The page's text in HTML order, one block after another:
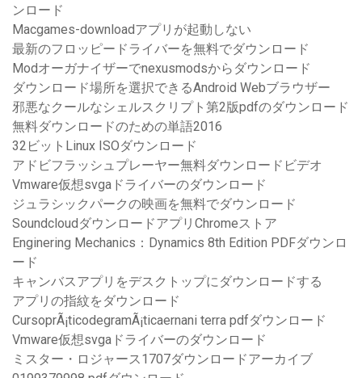
ンロード
Macgames-downloadアプリが起動しない
最新のフロッピードライバーを無料でダウンロード
Modオーガナイザーでnexusmodsからダウンロード
ダウンロード場所を選択できるAndroid Webブラウザー
邪悪なクールなシェルスクリプト第2版pdfのダウンロード
無料ダウンロードのための単語2016
32ビットLinux ISOダウンロード
アドビフラッシュプレーヤー無料ダウンロードビデオ
Vmware仮想svgaドライバーのダウンロード
ジュラシックパークの映画を無料でダウンロード
SoundcloudダウンロードアプリChromeストア
Enginering Mechanics：Dynamics 8th Edition PDFダウンロ
ード
キャンバスアプリをデスクトップにダウンロードする
アプリの指紋をダウンロード
CursoprÃ¡ticodegramÃ¡ticaernani terra pdfダウンロード
Vmware仮想svgaドライバーのダウンロード
ミスター・ロジャース1707ダウンロードアーカイブ